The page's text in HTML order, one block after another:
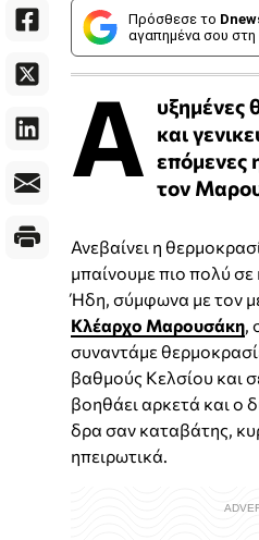
Πρόσθεσε το
αγαπημένα σου
Α υξημένες
και
επόμενες
τον
Ανεβαίνει η
μπαίνουμε πιο πολύ σε
Ήδη, σύμφωνα με τον
Κλέαρχο Μαρουσάκη
συναντάμε
βαθμούς Κελσίου και
βοηθάει αρκετά και ο
δρα σαν καταβάτης,
ηπειρωτικά.